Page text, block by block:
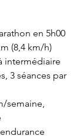
en 5h00
(8,4 km/h)
intermédiaire
3 séances par
semaine,